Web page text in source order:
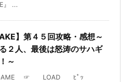
』 ...
】第４５回攻略・感想～
２人、最後は怒涛のサハギ
～
☞ LOAD ﾋﾟｯ